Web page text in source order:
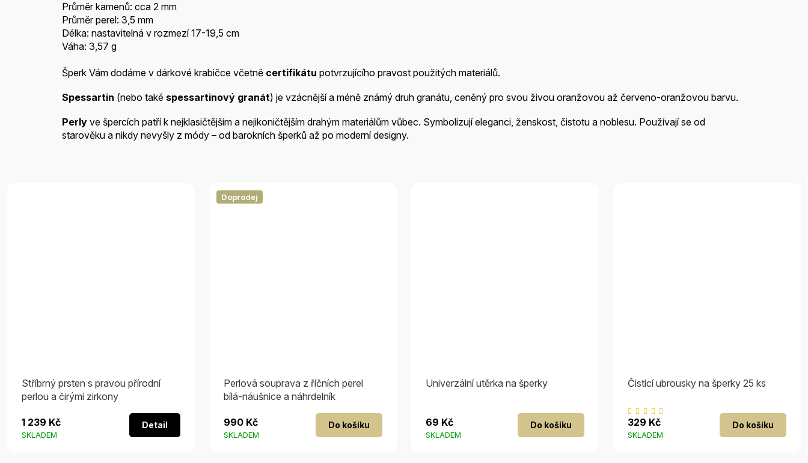
Průměr kamenů: cca 2 mm
Průměr perel: 3,5 mm
Délka: nastavitelná v rozmezí 17-19,5 cm
Váha: 3,57 g
Šperk Vám dodáme v dárkové krabičce včetně certifikátu potvrzujícího pravost použitých materiálů.
Spessartin (nebo také spessartinový granát) je vzácnější a méně známý druh granátu, ceněný pro svou živou oranžovou až červeno-oranžovou barvu.
Perly ve špercích patří k nejklasičtějším a nejikoničtějším drahým materiálům vůbec. Symbolizují eleganci, ženskost, čistotu a noblesu. Používají se od
starověku a nikdy nevyšly z módy – od barokních šperků až po moderní designy.
Stříbrný prsten s pravou přírodní
perlou a čirými zirkony
SKLADEM
1 239 Kč Detail
Doprodej
Perlová souprava z říčních perel
bílá-náušnice a náhrdelník
SKLADEM
990 Kč Do košíku
Univerzální utěrka na šperky
SKLADEM
69 Kč Do košíku
Čistící ubrousky na šperky 25 ks
SKLADEM
329 Kč Do košíku